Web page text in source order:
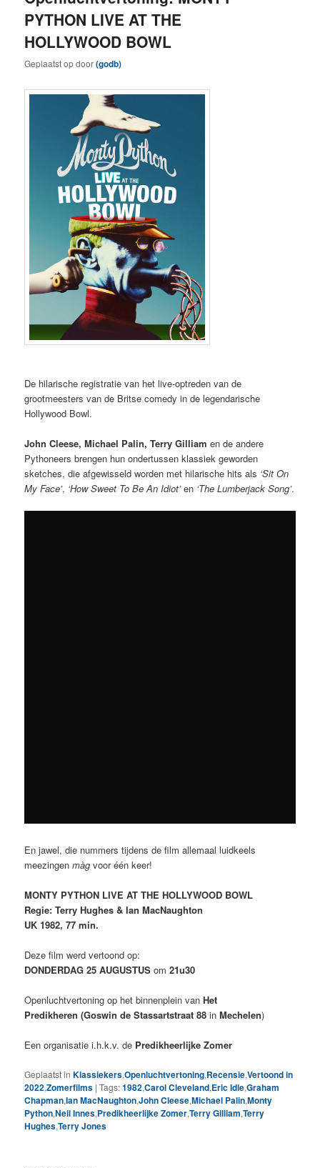
PYTHON LIVE AT THE
HOLLYWOOD BOWL
Geplaatst opdoor(godb)
De hilarische registratie van het live-optreden van de
grootmeesters van de Britse comedy in de legendarische
Hollywood Bowl.
John Cleese, Michael Palin, Terry Gilliam en de andere
Pythoneers brengen hun ondertussen klassiek geworden
sketches, die afgewisseld worden met hilarische hits als ‘Sit On
My Face’, ‘How Sweet To Be An Idiot’en ‘The Lumberjack Song’.
En jawel, die nummers tijdens de film allemaal luidkeels
meezingenmàg voor één keer!
MONTY PYTHON LIVE AT THE HOLLYWOOD BOWL
Regie: Terry Hughes & Ian MacNaughton
UK 1982, 77 min.
Deze film werd vertoond op:
DONDERDAG 25 AUGUSTUSom 21u30
Openluchtvertoning op het binnenplein vanHet
Predikheren (Goswin de Stassartstraat 88inMechelen)
Een organisatie i.h.k.v. de Predikheerlijke Zomer
Geplaatst in Klassiekers,Openluchtvertoning,Recensie,Vertoond in
2022,Zomerfilms |Tags:1982,Carol Cleveland,Eric Idle,Graham
Chapman,Ian MacNaughton,John Cleese,Michael Palin,Monty
Python,Neil Innes,Predikheerlijke Zomer,Terry Gilliam,Terry
Hughes,Terry Jones